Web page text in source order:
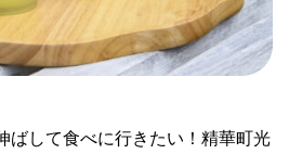
ばして食べに行きたい！精華町光